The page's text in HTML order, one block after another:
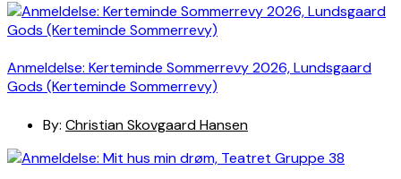
Anmeldelse: Kerteminde Sommerrevy 2026, Lundsgaard
Gods (Kerteminde Sommerrevy)
By: Christian Skovgaard Hansen